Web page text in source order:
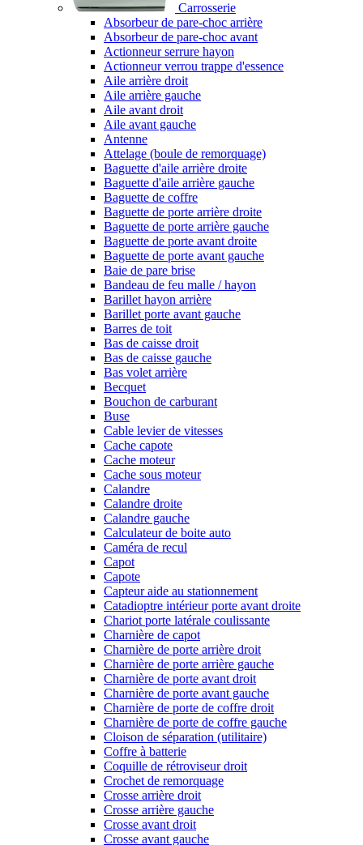
Carrosserie
Absorbeur de pare-choc arrière
Absorbeur de pare-choc avant
Actionneur serrure hayon
Actionneur verrou trappe d'essence
Aile arrière droit
Aile arrière gauche
Aile avant droit
Aile avant gauche
Antenne
Attelage (boule de remorquage)
Baguette d'aile arrière droite
Baguette d'aile arrière gauche
Baguette de coffre
Baguette de porte arrière droite
Baguette de porte arrière gauche
Baguette de porte avant droite
Baguette de porte avant gauche
Baie de pare brise
Bandeau de feu malle / hayon
Barillet hayon arrière
Barillet porte avant gauche
Barres de toit
Bas de caisse droit
Bas de caisse gauche
Bas volet arrière
Becquet
Bouchon de carburant
Buse
Cable levier de vitesses
Cache capote
Cache moteur
Cache sous moteur
Calandre
Calandre droite
Calandre gauche
Calculateur de boite auto
Caméra de recul
Capot
Capote
Capteur aide au stationnement
Catadioptre intérieur porte avant droite
Chariot porte latérale coulissante
Charnière de capot
Charnière de porte arrière droit
Charnière de porte arrière gauche
Charnière de porte avant droit
Charnière de porte avant gauche
Charnière de porte de coffre droit
Charnière de porte de coffre gauche
Cloison de séparation (utilitaire)
Coffre à batterie
Coquille de rétroviseur droit
Crochet de remorquage
Crosse arrière droit
Crosse arrière gauche
Crosse avant droit
Crosse avant gauche